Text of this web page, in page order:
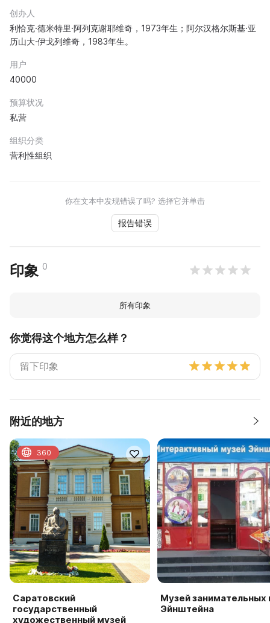
创办人
利恰克·德米特里·阿列克谢耶维奇，1973年生；阿尔汉格尔斯基·亚
历山大·伊戈列维奇，1983年生。
用户
40000
预算状况
私营
组织分类
营利性组织
你在文本中发现错误了吗? 选择它并单击
报告错误
印象 0
所有印象
你觉得这个地方怎么样？
附近的地方
Саратовский
государственный
художественный музей
360
Музей занимательных
Эйнштейна